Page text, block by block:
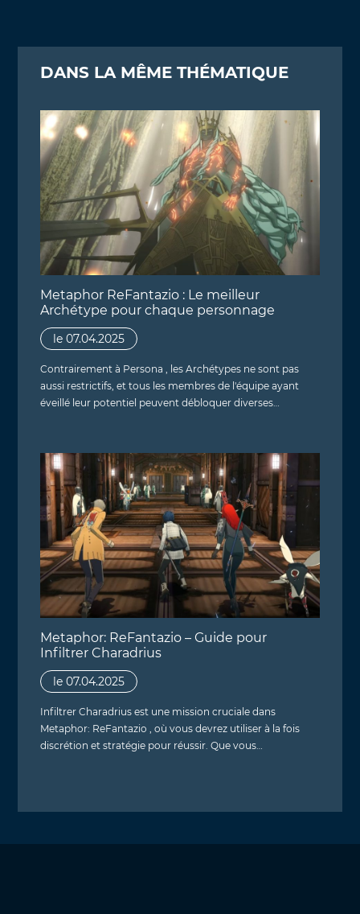
DANS LA MÊME THÉMATIQUE
Metaphor ReFantazio : Le meilleur
Archétype pour chaque personnage
le 07.04.2025
Contrairement à Persona , les Archétypes ne sont pas
aussi restrictifs, et tous les membres de l'équipe ayant
éveillé leur potentiel peuvent débloquer diverses…
Metaphor: ReFantazio – Guide pour
Infiltrer Charadrius
le 07.04.2025
Infiltrer Charadrius est une mission cruciale dans
Metaphor: ReFantazio , où vous devrez utiliser à la fois
discrétion et stratégie pour réussir. Que vous…